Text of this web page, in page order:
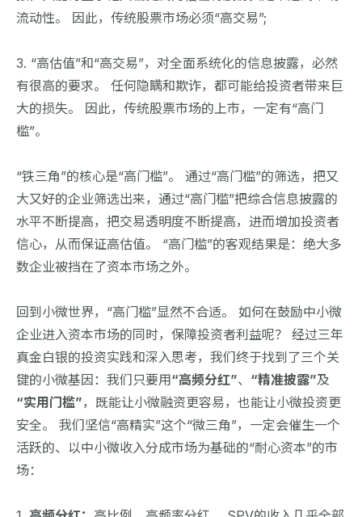
流动性。 因此，传统股票市场必须“高交易”;
3. “高估值”和“高交易”，对全面系统化的信息披露，必然
有很高的要求。 任何隐瞒和欺诈，都可能给投资者带来巨
大的损失。 因此，传统股票市场的上市，一定有“高门
槛”。
“铁三角”的核心是“高门槛”。 通过“高门槛”的筛选，把又
大又好的企业筛选出来，通过“高门槛”把综合信息披露的
水平不断提高，把交易透明度不断提高，进而增加投资者
信心，从而保证高估值。 “高门槛”的客观结果是：绝大多
数企业被挡在了资本市场之外。
回到小微世界，“高门槛”显然不合适。 如何在鼓励中小微
企业进入资本市场的同时，保障投资者利益呢？ 经过三年
真金白银的投资实践和深入思考，我们终于找到了三个关
键的小微基因：我们只要用“高频分红”、 “精准披露”及
“实用门槛”，既能让小微融资更容易，也能让小微投资更
安全。 我们坚信“高精实”这个“微三角”，一定会催生一个
活跃的、以中小微收入分成市场为基础的“耐心资本”的市
场：